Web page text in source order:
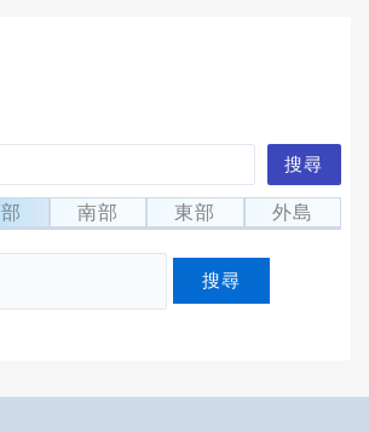
的內容。請使用搜尋功能，應會有所
搜尋
南部 東部 外島